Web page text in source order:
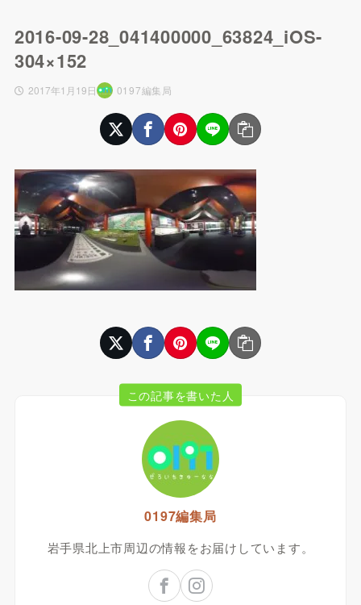
2016-09-28_041400000_63824_iOS-
304×152
2017年1月19日 0197編集局
この記事を書いた人
0197編集局
岩手県北上市周辺の情報をお届けしています。